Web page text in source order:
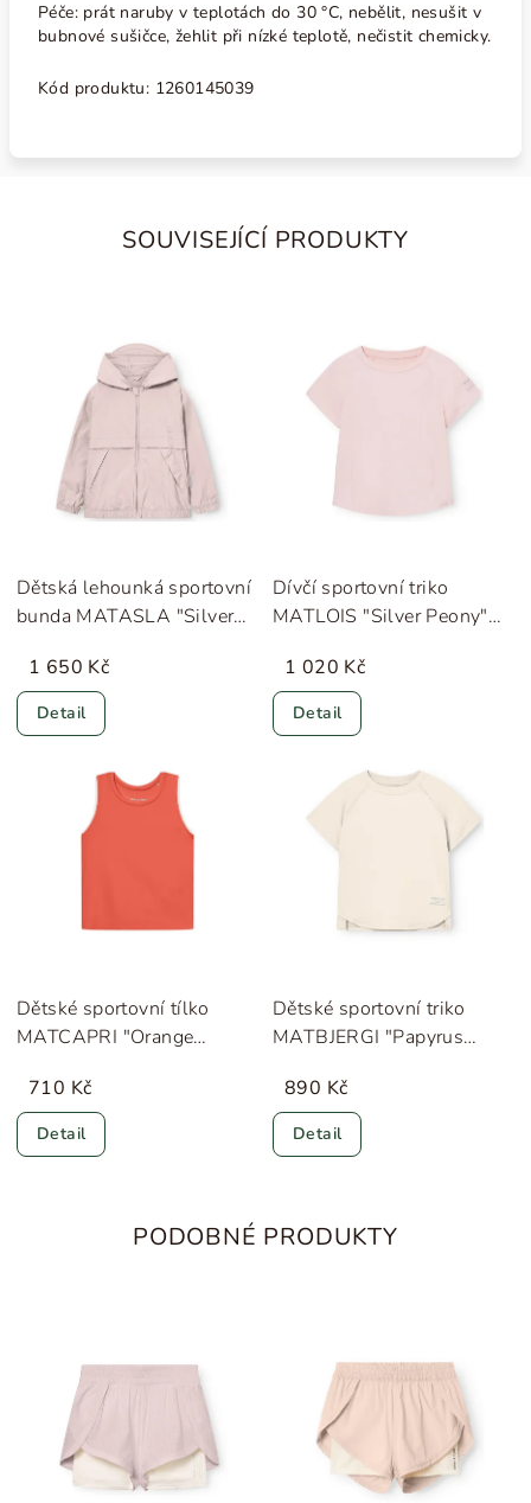
Péče: prát naruby v teplotách do 30 °C, nebělit, nesušit v
bubnové sušičce, žehlit při nízké teplotě, nečistit chemicky.
Kód produktu: 1260145039
SOUVISEJÍCÍ PRODUKTY
Dětská lehounká sportovní
bunda MATASLA "Silver
1 650 Kč
Detail
Dívčí sportovní triko
MATLOIS "Silver Peony"
1 020 Kč
Detail
Dětské sportovní tílko
MATCAPRI "Orange
710 Kč
Detail
Dětské sportovní triko
MATBJERGI "Papyrus
890 Kč
Detail
PODOBNÉ PRODUKTY